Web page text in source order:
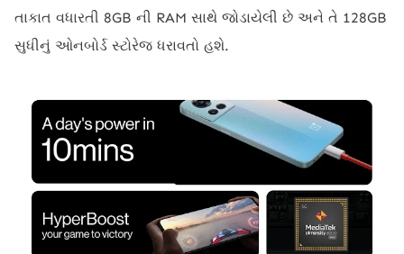
તાકાત વધારતી 8GB ની RAM સાથે જોડાયેલી છે અને તે 128GB
સુધીનું ઓનબોર્ડ સ્ટોરેજ ધરાવતો હશે.